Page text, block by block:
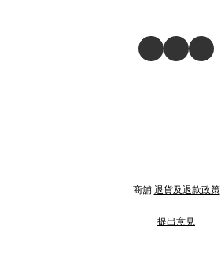
商舖 退貨及退款政策
提出意見